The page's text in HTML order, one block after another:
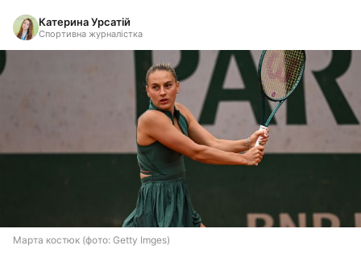
Катерина Урсатій
Спортивна журналістка
Марта костюк (фото: Getty Imges)